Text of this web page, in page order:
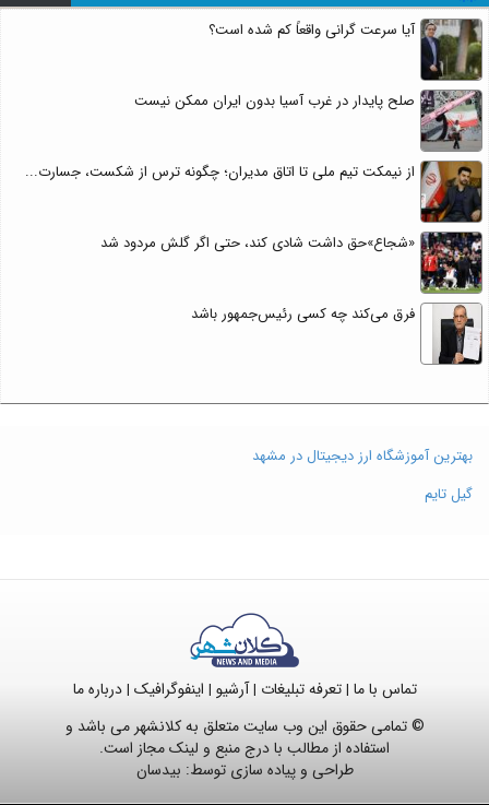
آیا سرعت گرانی واقعاً کم شده است؟
صلح پایدار در غرب آسیا بدون ایران ممکن نیست
از نیمکت تیم ملی تا اتاق مدیران؛ چگونه ترس از شکست، جسارت...
«شجاع»حق داشت شادی کند، حتی اگر گلش مردود شد
فرق می‌کند چه کسی رئیس‌جمهور باشد
بهترین آموزشگاه ارز دیجیتال در مشهد
گیل تایم
تماس با ما |تعرفه تبلیغات |آرشیو | اینفوگرافیک |درباره ما
© تمامی حقوق این وب سایت متعلق به کلانشهر می باشد و
استفاده از مطالب با درج منبع و لینک مجاز است.
طراحی و پیاده سازی توسط: بیدسان